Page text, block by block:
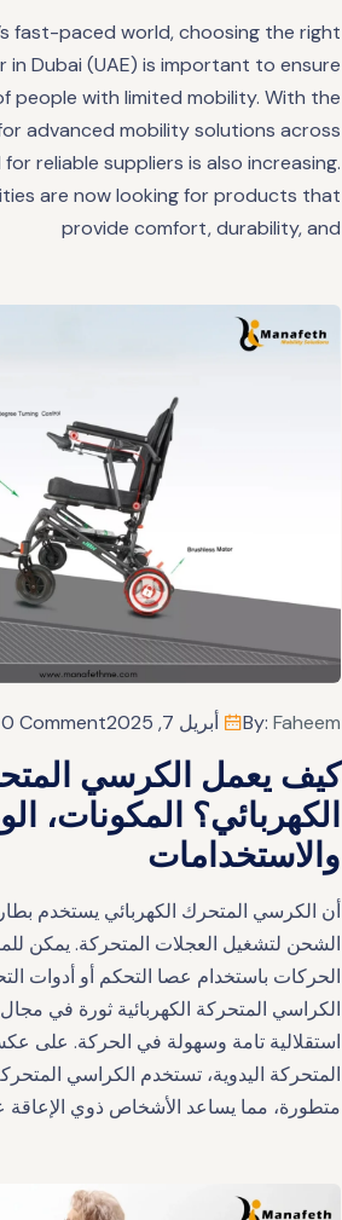
fast-paced world, choosing the right
in Dubai (UAE) is important to ensure
people with limited mobility. With the
advanced mobility solutions across
reliable suppliers is also increasing.
are now looking for products that
provide comfort, durability, and
By: Faheem أبريل 7, 2025 0 Comment
كيف يعمل الكرسي
الكهربائي؟ المكونات،
والاستخدامات
أن الكرسي المتحرك الكهربائي يستخدم
الشحن لتشغيل العجلات المتحركة. يمكن
الحركات باستخدام عصا التحكم أو أدوات
الكراسي المتحركة الكهربائية ثورة في مجال
استقلالية تامة وسهولة في الحركة. على
المتحركة اليدوية، تستخدم الكراسي
متطورة، مما يساعد الأشخاص ذوي الإعاقة